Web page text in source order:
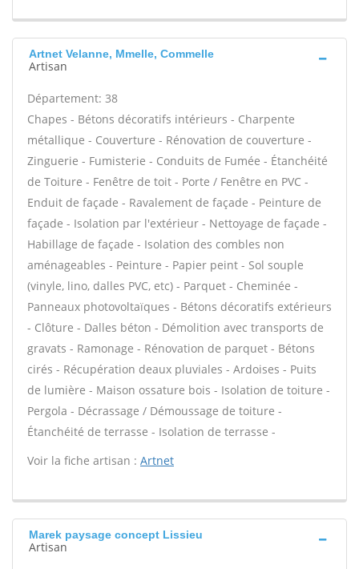
Artnet Velanne, Mmelle, Commelle
Artisan
Département: 38
Chapes - Bétons décoratifs intérieurs - Charpente
métallique - Couverture - Rénovation de couverture -
Zinguerie - Fumisterie - Conduits de Fumée - Étanchéité
de Toiture - Fenêtre de toit - Porte / Fenêtre en PVC -
Enduit de façade - Ravalement de façade - Peinture de
façade - Isolation par l'extérieur - Nettoyage de façade -
Habillage de façade - Isolation des combles non
aménageables - Peinture - Papier peint - Sol souple
(vinyle, lino, dalles PVC, etc) - Parquet - Cheminée -
Panneaux photovoltaïques - Bétons décoratifs extérieurs
- Clôture - Dalles béton - Démolition avec transports de
gravats - Ramonage - Rénovation de parquet - Bétons
cirés - Récupération deaux pluviales - Ardoises - Puits
de lumière - Maison ossature bois - Isolation de toiture -
Pergola - Décrassage / Démoussage de toiture -
Étanchéité de terrasse - Isolation de terrasse -
Voir la fiche artisan : Artnet
Marek paysage concept Lissieu
Artisan